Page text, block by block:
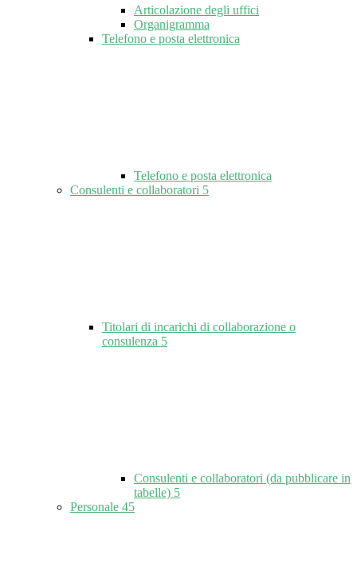
Articolazione degli uffici
Organigramma
Telefono e posta elettronica
Telefono e posta elettronica
Consulenti e collaboratori 5
Titolari di incarichi di collaborazione o
consulenza 5
Consulenti e collaboratori (da pubblicare in
tabelle) 5
Personale 45